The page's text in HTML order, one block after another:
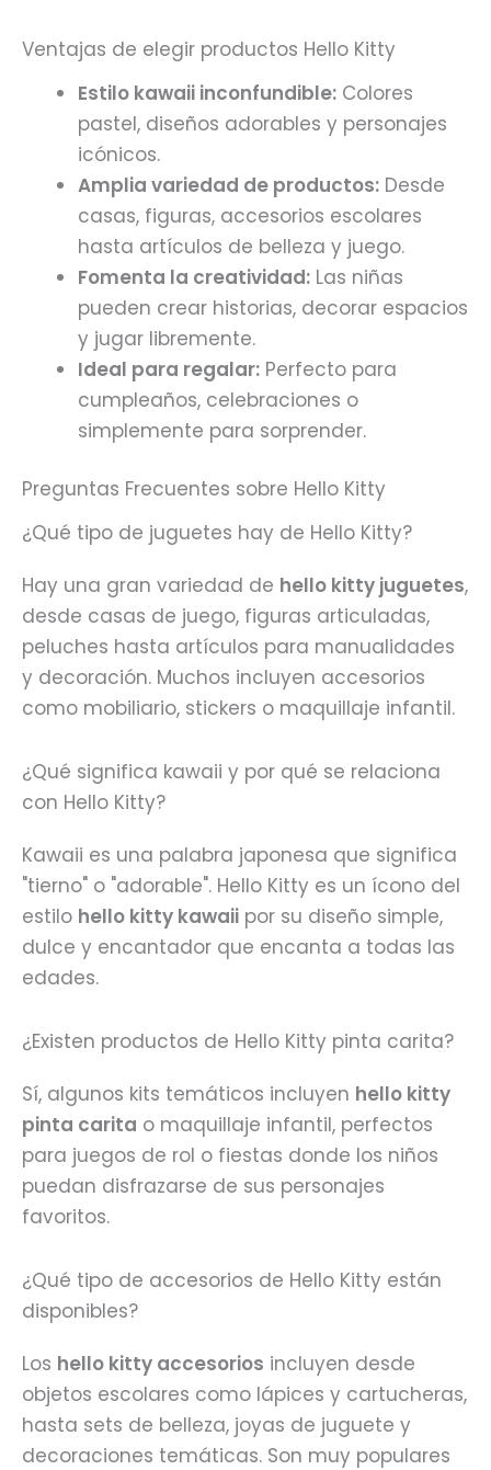
Ventajas de elegir productos Hello Kitty
Estilo kawaii inconfundible: Colores
pastel, diseños adorables y personajes
icónicos.
Amplia variedad de productos: Desde
casas, figuras, accesorios escolares
hasta artículos de belleza y juego.
Fomenta la creatividad: Las niñas
pueden crear historias, decorar espacios
y jugar libremente.
Ideal para regalar: Perfecto para
cumpleaños, celebraciones o
simplemente para sorprender.
Preguntas Frecuentes sobre Hello Kitty
¿Qué tipo de juguetes hay de Hello Kitty?
Hay una gran variedad de hello kitty juguetes,
desde casas de juego, figuras articuladas,
peluches hasta artículos para manualidades
y decoración. Muchos incluyen accesorios
como mobiliario, stickers o maquillaje infantil.
¿Qué significa kawaii y por qué se relaciona
con Hello Kitty?
Kawaii es una palabra japonesa que significa
"tierno" o "adorable". Hello Kitty es un ícono del
estilo hello kitty kawaii por su diseño simple,
dulce y encantador que encanta a todas las
edades.
¿Existen productos de Hello Kitty pinta carita?
Sí, algunos kits temáticos incluyen hello kitty
pinta carita o maquillaje infantil, perfectos
para juegos de rol o fiestas donde los niños
puedan disfrazarse de sus personajes
favoritos.
¿Qué tipo de accesorios de Hello Kitty están
disponibles?
Los hello kitty accesorios incluyen desde
objetos escolares como lápices y cartucheras,
hasta sets de belleza, joyas de juguete y
decoraciones temáticas. Son muy populares